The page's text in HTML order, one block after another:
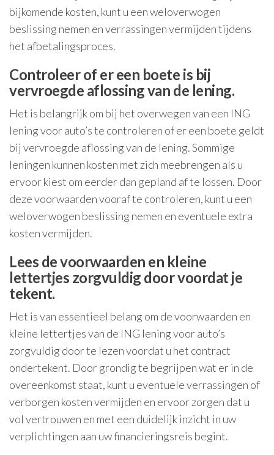
bijkomende kosten, kunt u een weloverwogen
beslissing nemen en verrassingen vermijden tijdens
het afbetalingsproces.
Controleer of er een boete is bij
vervroegde aflossing van de lening.
Het is belangrijk om bij het overwegen van een ING
lening voor auto’s te controleren of er een boete geldt
bij vervroegde aflossing van de lening. Sommige
leningen kunnen kosten met zich meebrengen als u
ervoor kiest om eerder dan gepland af te lossen. Door
deze voorwaarden vooraf te controleren, kunt u een
weloverwogen beslissing nemen en eventuele extra
kosten vermijden.
Lees de voorwaarden en kleine
lettertjes zorgvuldig door voordat je
tekent.
Het is van essentieel belang om de voorwaarden en
kleine lettertjes van de ING lening voor auto’s
zorgvuldig door te lezen voordat u het contract
ondertekent. Door grondig te begrijpen wat er in de
overeenkomst staat, kunt u eventuele verrassingen of
verborgen kosten vermijden en ervoor zorgen dat u
vol vertrouwen en met een duidelijk inzicht in uw
verplichtingen aan uw financieringsreis begint.